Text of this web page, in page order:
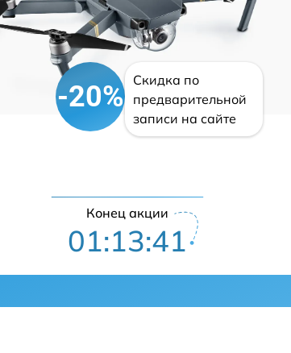
-20%
Скидка по
предварительной
записи на сайте
Конец акции
01:13:40